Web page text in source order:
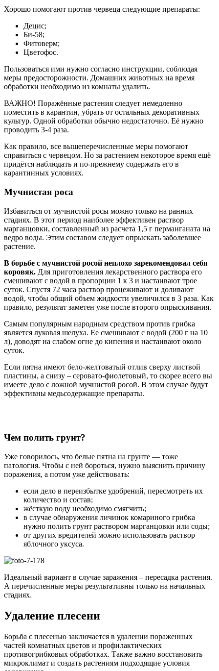
Хорошо помогают против червеца следующие препараты:
Децис;
Би-58;
Фитоверм;
Цветофос.
Пользоваться ими нужно согласно инструкции, соблюдая
меры предосторожности. Домашних животных на время
обработки необходимо из комнаты удалить.
ВАЖНО! Поражённые растения следует немедленно
поместить в карантин, убрать от остальных декоративных
культур. Одной обработки обычно недостаточно. Её нужно
проводить 3-4 раза.
Как правило, все вышеперечисленные меры помогают
справиться с червецом. Но за растением некоторое время ещё
придётся наблюдать и по-прежнему содержать его в
карантинных условиях.
Мучнистая роса
Избавиться от мучнистой росы можно только на ранних
стадиях. В этот период наиболее эффективен раствор
марганцовки, составленный из расчета 1,5 г перманганата на
ведро воды. Этим составом следует опрыскать заболевшее
растение.
В борьбе с мучнистой росой неплохо зарекомендовал себя
коровяк. Для приготовления лекарственного раствора его
смешивают с водой в пропорции 1 к 3 и настаивают трое
суток. Спустя 72 часа раствор процеживают и доливают
водой, чтобы общий объем жидкости увеличился в 3 раза. Как
правило, результат заметен уже после второго опрыскивания.
Самым популярным народным средством против грибка
является луковая шелуха. Ее смешивают с водой (200 г на 10
л), доводят на слабом огне до кипения и настаивают около
суток.
Если пятна имеют бело-желтоватый отлив сверху листвой
пластины, а снизу – серовато-фиолетовый, то скорее всего вы
имеете дело с ложной мучнистой росой. В этом случае будут
эффективны медьсодержащие препараты.
Чем полить грунт?
Уже говорилось, что белые пятна на грунте — тоже
патология. Чтобы с ней бороться, нужно выяснить причину
поражения, а потом уже действовать:
если дело в переизбытке удобрений, пересмотреть их
количество и состав;
жёсткую воду необходимо смягчить;
в случае обнаружения личинок комариного грибка
нужно полить грунт раствором марганцовки или соды;
от других вредителей можно использовать раствор
яблочного уксуса.
Идеальный вариант в случае заражения – пересадка растения.
А перечисленные меры результативны только на начальных
стадиях.
Удаление плесени
Борьба с плесенью заключается в удалении пораженных
частей комнатных цветов и профилактических
противогрибковых обработках. Также важно восстановить
микроклимат и создать растениям подходящие условия